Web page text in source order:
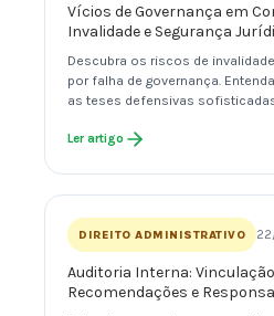
Vícios de Governança em
Invalidade e Segurança
Descubra os riscos de
por falha de governança.
as teses defensivas
Ler artigo
DIREITO ADMINISTRATIVO
Auditoria Interna:
Recomendações e